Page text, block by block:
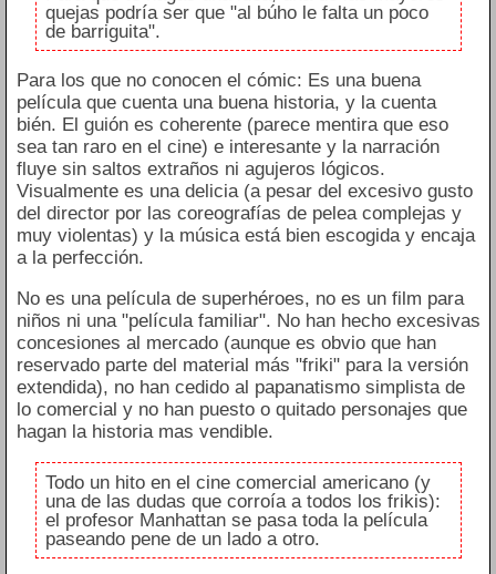
quejas podría ser que "al búho le falta un poco
de barriguita".
Para los que no conocen el cómic: Es una buena
película que cuenta una buena historia, y la cuenta
bién. El guión es coherente (parece mentira que eso
sea tan raro en el cine) e interesante y la narración
fluye sin saltos extraños ni agujeros lógicos.
Visualmente es una delicia (a pesar del excesivo gusto
del director por las coreografías de pelea complejas y
muy violentas) y la música está bien escogida y encaja
a la perfección.
No es una película de superhéroes, no es un film para
niños ni una "película familiar". No han hecho excesivas
concesiones al mercado (aunque es obvio que han
reservado parte del material más "friki" para la versión
extendida), no han cedido al papanatismo simplista de
lo comercial y no han puesto o quitado personajes que
hagan la historia mas vendible.
Todo un hito en el cine comercial americano (y
una de las dudas que corroía a todos los frikis):
el profesor Manhattan se pasa toda la película
paseando pene de un lado a otro.